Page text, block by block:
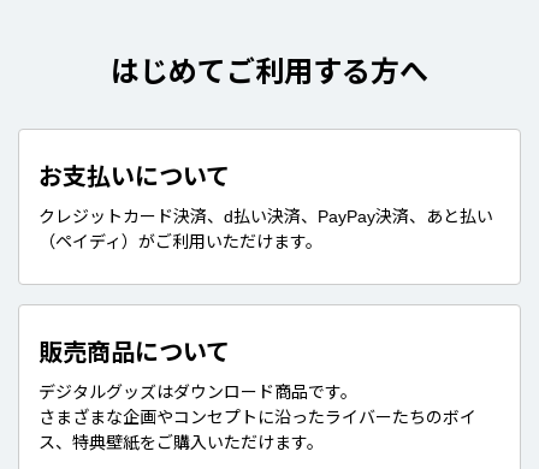
はじめてご利用する方へ
お支払いについて
クレジットカード決済、d払い決済、PayPay決済、あと払い
（ペイディ）がご利用いただけます。
販売商品について
デジタルグッズはダウンロード商品です。
さまざまな企画やコンセプトに沿ったライバーたちのボイ
ス、特典壁紙をご購入いただけます。